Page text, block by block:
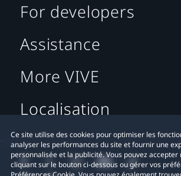
Ce site utilise des cookies pour optimiser les
analyser les performances du site et fournir une
personnalisée et la publicité. Vous pouvez accepter
cliquant sur le bouton ci-dessous ou gérer vos
For developers
Assistance
More VIVE
Localisation